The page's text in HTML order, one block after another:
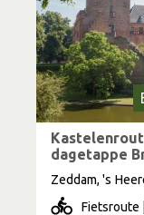
dagetappe
Fietsroute